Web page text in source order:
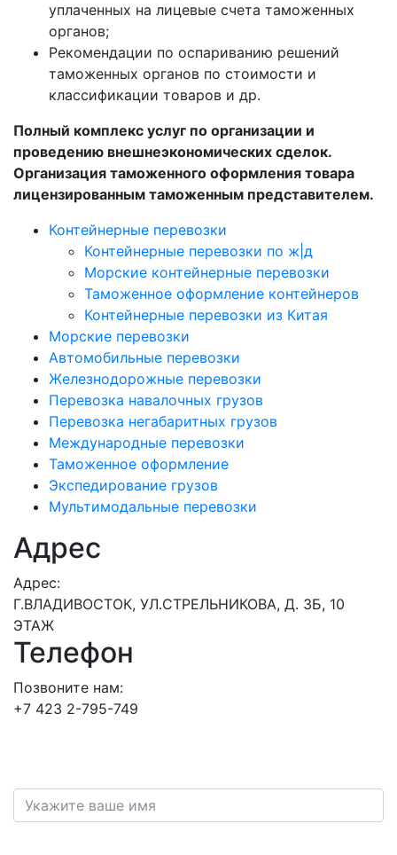
уплаченных на лицевые счета таможенных
органов;
Рекомендации по оспариванию решений
таможенных органов по стоимости и
классификации товаров и др.
Полный комплекс услуг по организации и
проведению внешнеэкономических сделок.
Организация таможенного оформления товара
лицензированным таможенным представителем.
Контейнерные перевозки
Контейнерные перевозки по ж|д
Морские контейнерные перевозки
Таможенное оформление контейнеров
Контейнерные перевозки из Китая
Морские перевозки
Автомобильные перевозки
Железнодорожные перевозки
Перевозка навалочных грузов
Перевозка негабаритных грузов
Международные перевозки
Таможенное оформление
Экспедирование грузов
Мультимодальные перевозки
Адрес
Адрес:
Г.ВЛАДИВОСТОК, УЛ.СТРЕЛЬНИКОВА, Д. 3Б, 10
ЭТАЖ
Телефон
Позвоните нам:
+7 423 2-795-749